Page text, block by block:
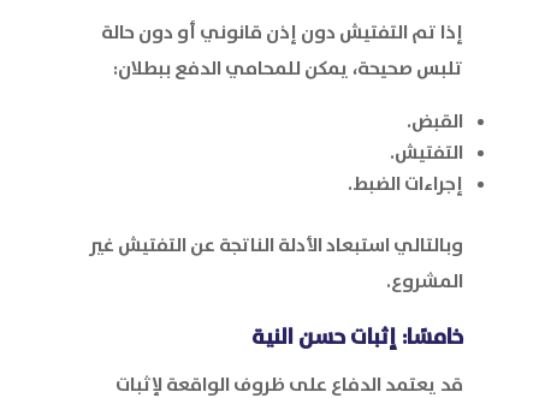
إذا تم التفتيش دون إذن قانوني أو دون حالة
تلبس صحيحة، يمكن للمحامي الدفع ببطلان:
القبض.
التفتيش.
إجراءات الضبط.
وبالتالي استبعاد الأدلة الناتجة عن التفتيش غير
المشروع.
خامسًا: إثبات حسن النية
قد يعتمد الدفاع على ظروف الواقعة لإثبات